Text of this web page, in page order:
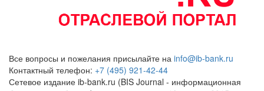
Все вопросы и пожелания присылайте на info@ib-bank.ru
Контактный телефон: +7 (495) 921-42-44
Сетевое издание ib-bank.ru (BIS Journal - информационная